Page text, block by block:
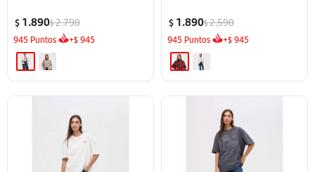
$ 1.890$2.790
945 Puntos +$945
$ 1.890$2.590
945 Puntos +$945